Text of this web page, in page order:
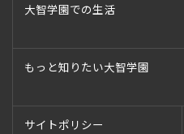
大智学園での生活
もっと知りたい大智学園
サイトポリシー